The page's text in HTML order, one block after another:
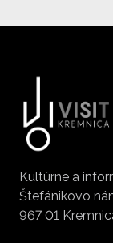
Kultúrne a
Štefánikovo
967 01